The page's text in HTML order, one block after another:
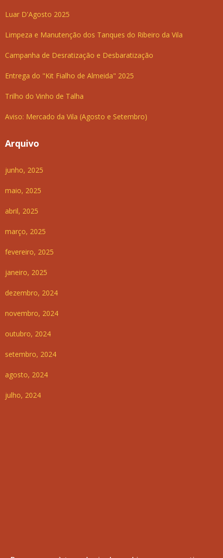
Luar D'Agosto 2025
Limpeza e Manutenção dos Tanques do Ribeiro da Vila
Campanha de Desratização e Desbaratização
Entrega do "Kit Fialho de Almeida" 2025
Trilho do Vinho de Talha
Aviso: Mercado da Vila (Agosto e Setembro)
Arquivo
junho, 2025
maio, 2025
abril, 2025
março, 2025
fevereiro, 2025
janeiro, 2025
dezembro, 2024
novembro, 2024
outubro, 2024
setembro, 2024
agosto, 2024
julho, 2024